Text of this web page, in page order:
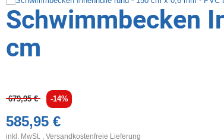
Schwimmbecken
cm
679,95 € -14%
585,95 €
inkl. MwSt. , Versandkostenfreie Lieferung